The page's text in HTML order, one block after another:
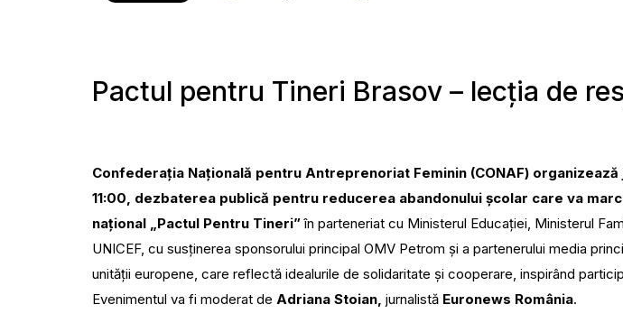
Pactul pentru Tineri Brasov – lecția de
Confederația Națională pentru Antreprenoriat Feminin (CONAF)
11:00, dezbaterea publică pentru reducerea abandonului școlar care va
național „Pactul Pentru Tineri”în parteneriat cu Ministerul Educației, Ministerul
UNICEF, cu susținerea sponsorului principal OMV Petrom și a partenerului media
unității europene, care reflectă idealurile de solidaritate și cooperare, inspirând
Evenimentul va fi moderat de Adriana Stoian, jurnalistă Euronews România.